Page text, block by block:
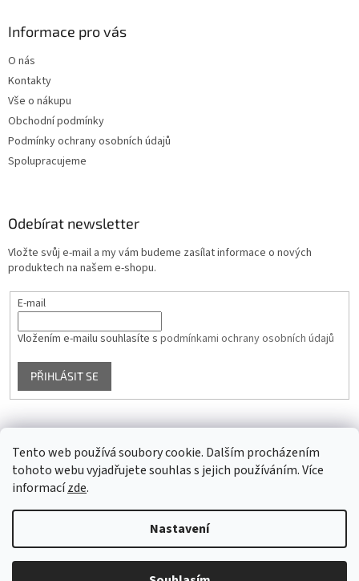
Tento web používá soubory cookie. Dalším procházením
tohoto webu vyjadřujete souhlas s jejich používáním. Více
informacízde.
Nastavení
Informace pro vás
O nás
Kontakty
Vše o nákupu
Obchodní podmínky
Podmínky ochrany osobních údajů
Spolupracujeme
Odebírat newsletter
Vložte svůj e-mail a my vám budeme zasílat informace o nových
produktech na našem e-shopu.
E-mail
Vložením e-mailu souhlasíte s podmínkami ochrany osobních údajů
PŘIHLÁSIT SE
Facebook
Copyright 2026Glass4u.cz. Všechna práva vyhrazena.Upravit